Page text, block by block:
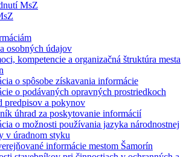
MsZ
osobných údajov
kompetencie a organizačná štruktúra mesta
o spôsobe získavania informácie
o podávaných opravných prostriedkoch
predpisov a pokynov
úhrad za poskytovanie informácií
o možnosti používania jazyka národnostnej
v úradnom styku
informácie mestom Šamorín